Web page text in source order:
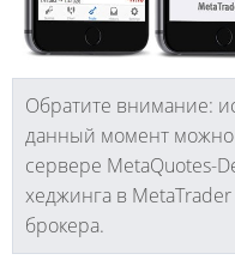
Обратите внимание:
данный момент можно
сервере MetaQuotes-
хеджинга в
брокера.